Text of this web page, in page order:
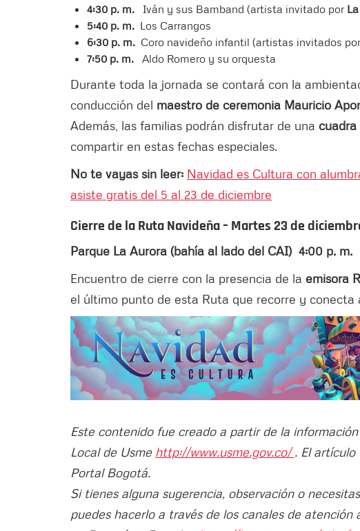
4:30 p. m. Iván y sus Bamband (artista invitado por
5:40 p. m. Los Carrangos
6:30 p. m. Coro navideño infantil (artistas invitados por
7:50 p. m. Aldo Romero y su orquesta
Durante toda la jornada se contará con la
conducción del maestro de ceremonia Mauricio
Además, las familias podrán disfrutar de una
compartir en estas fechas especiales.
No te vayas sin leer: Navidad es Cultura con
asiste gratis del 5 al 23 de diciembre
Cierre de la Ruta Navideña – Martes 23 de
Parque La Aurora (bahía al lado del CAI) 4:00 p. m.
Encuentro de cierre con la presencia de la emisora
el último punto de esta Ruta que recorre y conecta
Este contenido fue creado a partir de la
Local de Usme http://www.usme.gov.co/. El
Portal Bogotá.
Si tienes alguna sugerencia, observación o
puedes hacerlo a través de los canales de